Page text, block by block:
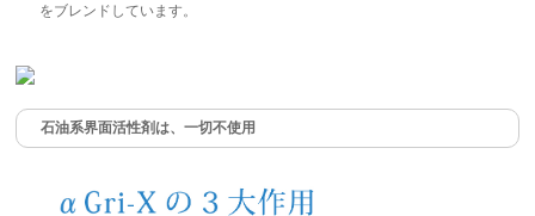
をブレンドしています。
石油系界面活性剤は、一切不使用